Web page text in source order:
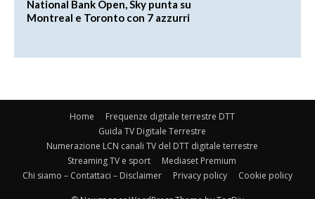
National Bank Open, Sky punta su
Montreal e Toronto con 7 azzurri
Home
Frequenze digitale terrestre DTT
Guida TV Digitale Terrestre
Numerazione LCN canali TV del DTT digitale terrestre
Streaming TV e sport
Mediaset Premium
Chi siamo – Contattaci – Disclaimer
Privacy policy Cookie policy